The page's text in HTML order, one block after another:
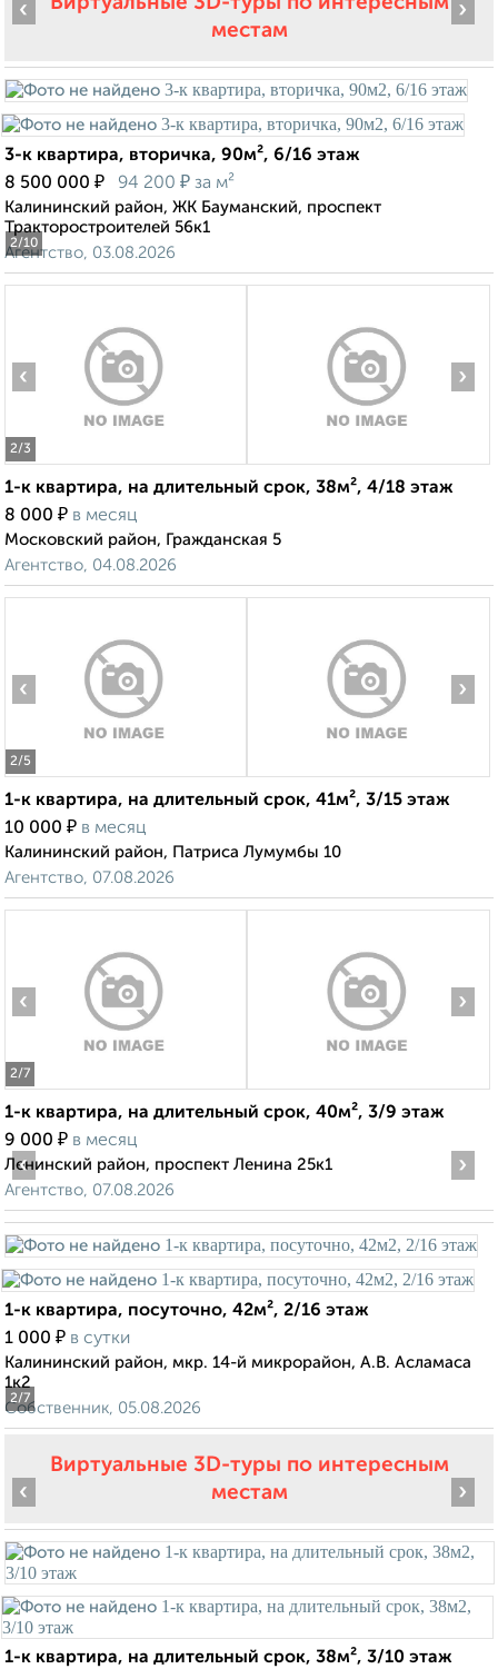
местам
2/10
‹ ›
3-к квартира, вторичка, 90м², 6/16 этаж
8 500 000 ₽ 94 200 ₽ за м²
Калининский район, ЖК Бауманский, проспект
Тракторостроителей 56к1
Агентство, 03.08.2026
2/3
‹ ›
1-к квартира, на длительный срок, 38м², 4/18 этаж
8 000 ₽ в месяц
Московский район, Гражданская 5
Агентство, 04.08.2026
2/5
‹ ›
1-к квартира, на длительный срок, 41м², 3/15 этаж
10 000 ₽ в месяц
Калининский район, Патриса Лумумбы 10
Агентство, 07.08.2026
2/7
‹ ›
1-к квартира, на длительный срок, 40м², 3/9 этаж
9 000 ₽ в месяц
Ленинский район, проспект Ленина 25к1
Агентство, 07.08.2026
2/7
‹ ›
1-к квартира, посуточно, 42м², 2/16 этаж
1 000 ₽ в сутки
Калининский район, мкр. 14-й микрорайон, А.В. Асламаса
1к2
Собственник, 05.08.2026
Виртуальные 3D-туры по интересным
местам
‹ ›
1-к квартира, на длительный срок, 38м², 3/10 этаж